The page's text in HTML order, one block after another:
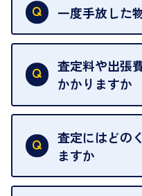
おりません。
を整えております
い。
お急ぎの場合はス
可能な限り、迅速
一度手放した
当店は質店ではあ
は基本的に販売へ
せんので、ご了承
グオフが可能です
契約破棄という形
きます。
売却当日を含む8
査定料や出張
かかりますか
一切いただいてお
だけない場合は、
ございません。お
査定にはどの
ますか
お品物の内容や点